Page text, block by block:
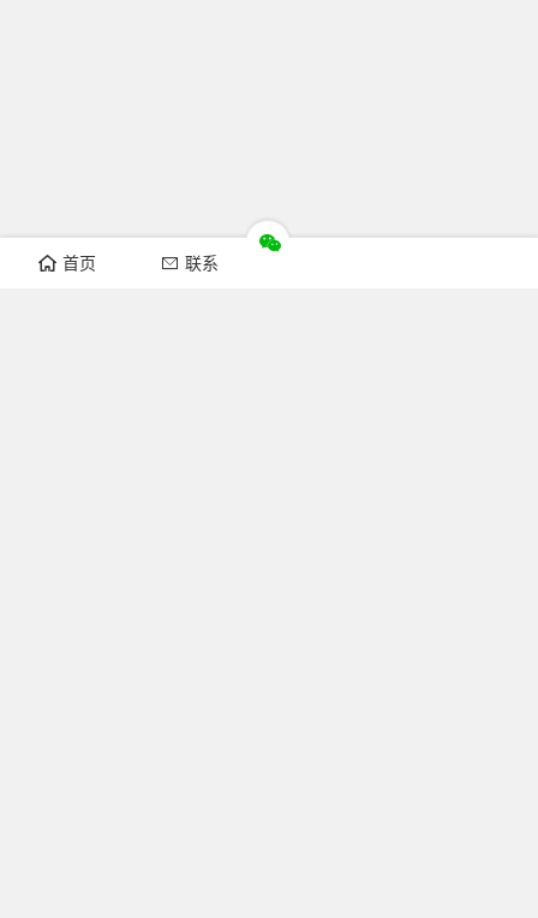
首页 联系